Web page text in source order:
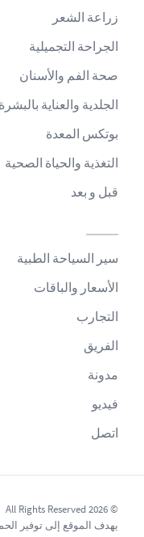
زراعة الشعر
الجراحة التجميلية
صحة الفم والأسنان
الجلدية والعناية بالبشرة
بوتكس المعدة
التغذية والحياة الصحية
قبل و بعد
سير السياحة الطبية
الأسعار والباقات
التجارب
الفريق
مدونة
فيديو
اتصل
© 2026 All Rights Reserved
يهدف الموقع إلى توفير